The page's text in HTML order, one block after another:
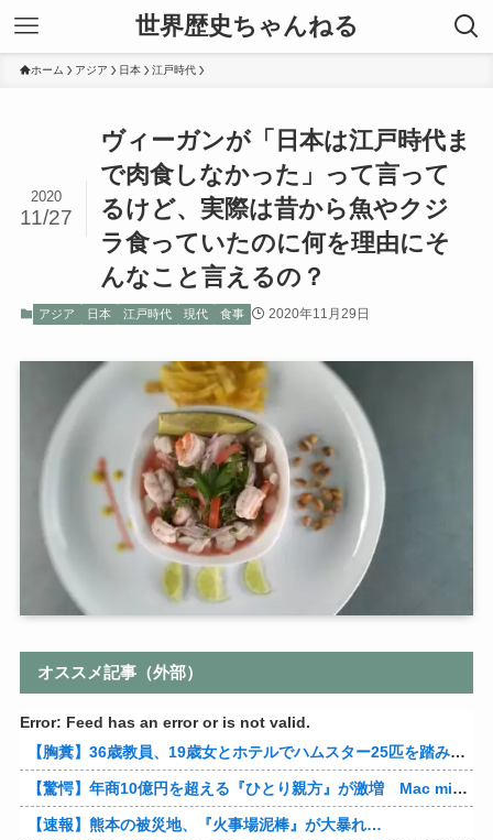
世界歴史ちゃんねる
ホーム アジア 日本 江戸時代
ヴィーガンが「日本は江戸時代ま
で肉食しなかった」って言って
るけど、実際は昔から魚やクジ
ラ食っていたのに何を理由にそ
んなこと言えるの？
2020
11/27
アジア 日本 江戸時代 現代 食事 2020年11月29日
オススメ記事（外部）
Error: Feed has an error or is not valid.
【胸糞】36歳教員、19歳女とホテルでハムスター25匹を踏み潰すなどして逮捕
【驚愕】年商10億円を超える『ひとり親方』が激増 Mac miniを大量購入しAIを従業員に
【速報】熊本の被災地、『火事場泥棒』が大暴れ…